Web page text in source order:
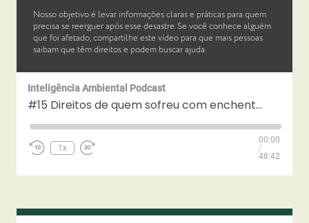
Nosso objetivo é levar informações claras e práticas para quem
precisa se reerguer após esse desastre. Se você conhece alguém
que foi afetado, compartilhe este vídeo para que mais pessoas
saibam que têm direitos e podem buscar ajuda.
Inteligência Ambiental Podcast
#15 Direitos de quem sofreu com enchentes: O que fazer agora? | Com Tiago Martins e Adivan Zanchet
Episode
1x
00:00
/
48:42